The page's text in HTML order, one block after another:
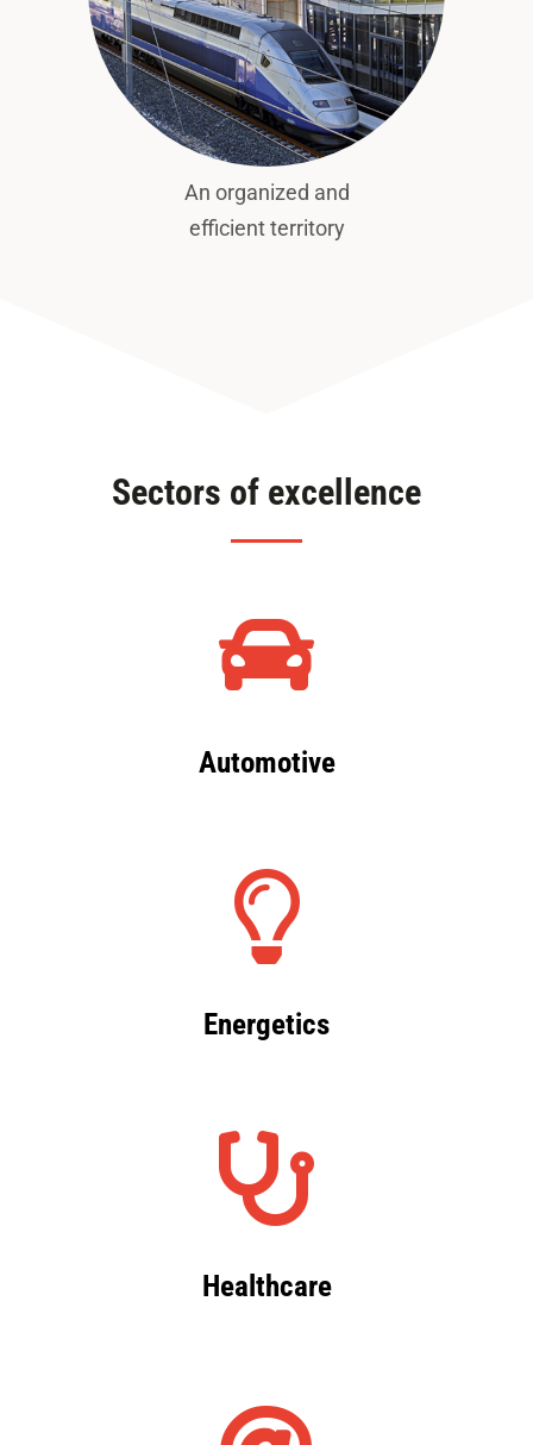
An organized and
efficient territory
Sectors of excellence
Automotive
Energetics
Healthcare